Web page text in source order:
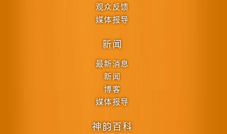
观众反馈
媒体报导
新闻
最新消息
新闻
博客
媒体报导
神韵百科